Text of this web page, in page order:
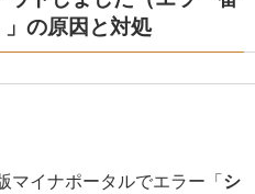
の原因と対処
マイナポータルでエラー「シ